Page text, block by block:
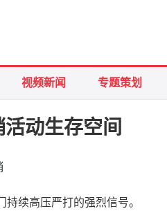
视频新闻 专题策划
动生存空间
续高压严打的强烈信号。